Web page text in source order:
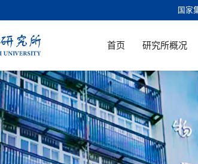
国家
首页 研究所概况